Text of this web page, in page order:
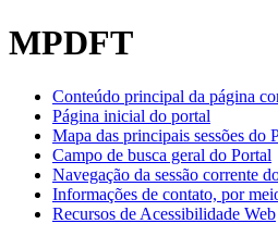
Welcome
to
One
Accessibility
screen
reader.
start
MPDFT
Conteúdo principal da página
Página inicial do portal
Mapa das principais sessões do
Campo de busca geral do Portal
Navegação da sessão corrente
Informações de contato, por
Recursos de Acessibilidade Web